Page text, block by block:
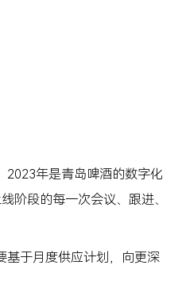
2023年是青岛啤酒的数字化
阶段的每一次会议、跟进、
基于月度供应计划，向更深